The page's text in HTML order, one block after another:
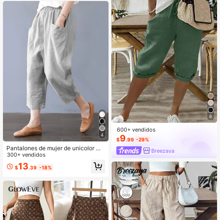
4
Pantalones de mujer de unicolor mi
nimalista casual de largo 7/8 con bo
lsillos grandes para el otoño, el regr
eso a la escuela y el verano
300+ vendidos
$13.39 -18%
6
600+ vendidos
$9.99 -29%
Breezaya